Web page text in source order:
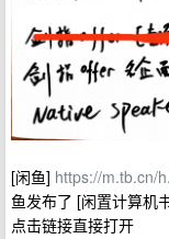
[闲鱼] https://m.tb.cn/
鱼发布了 [闲置计算机
点击链接直接打开